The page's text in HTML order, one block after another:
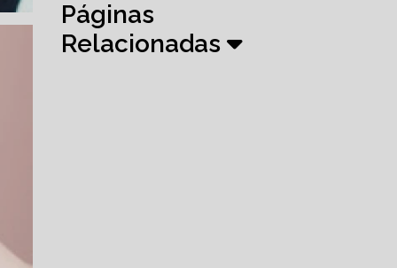
Páginas
Relacionadas